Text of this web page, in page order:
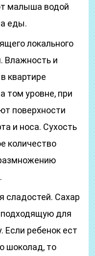
малыша водой
еды.
локального
Влажность и
квартире
том уровне, при
поверхности
и носа. Сухость
количество
сладостей. Сахар
подходящую для
Если ребенок ест
шоколад, то